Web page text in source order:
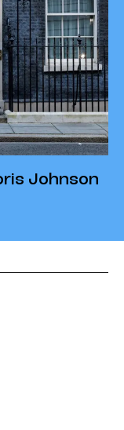
Johnson